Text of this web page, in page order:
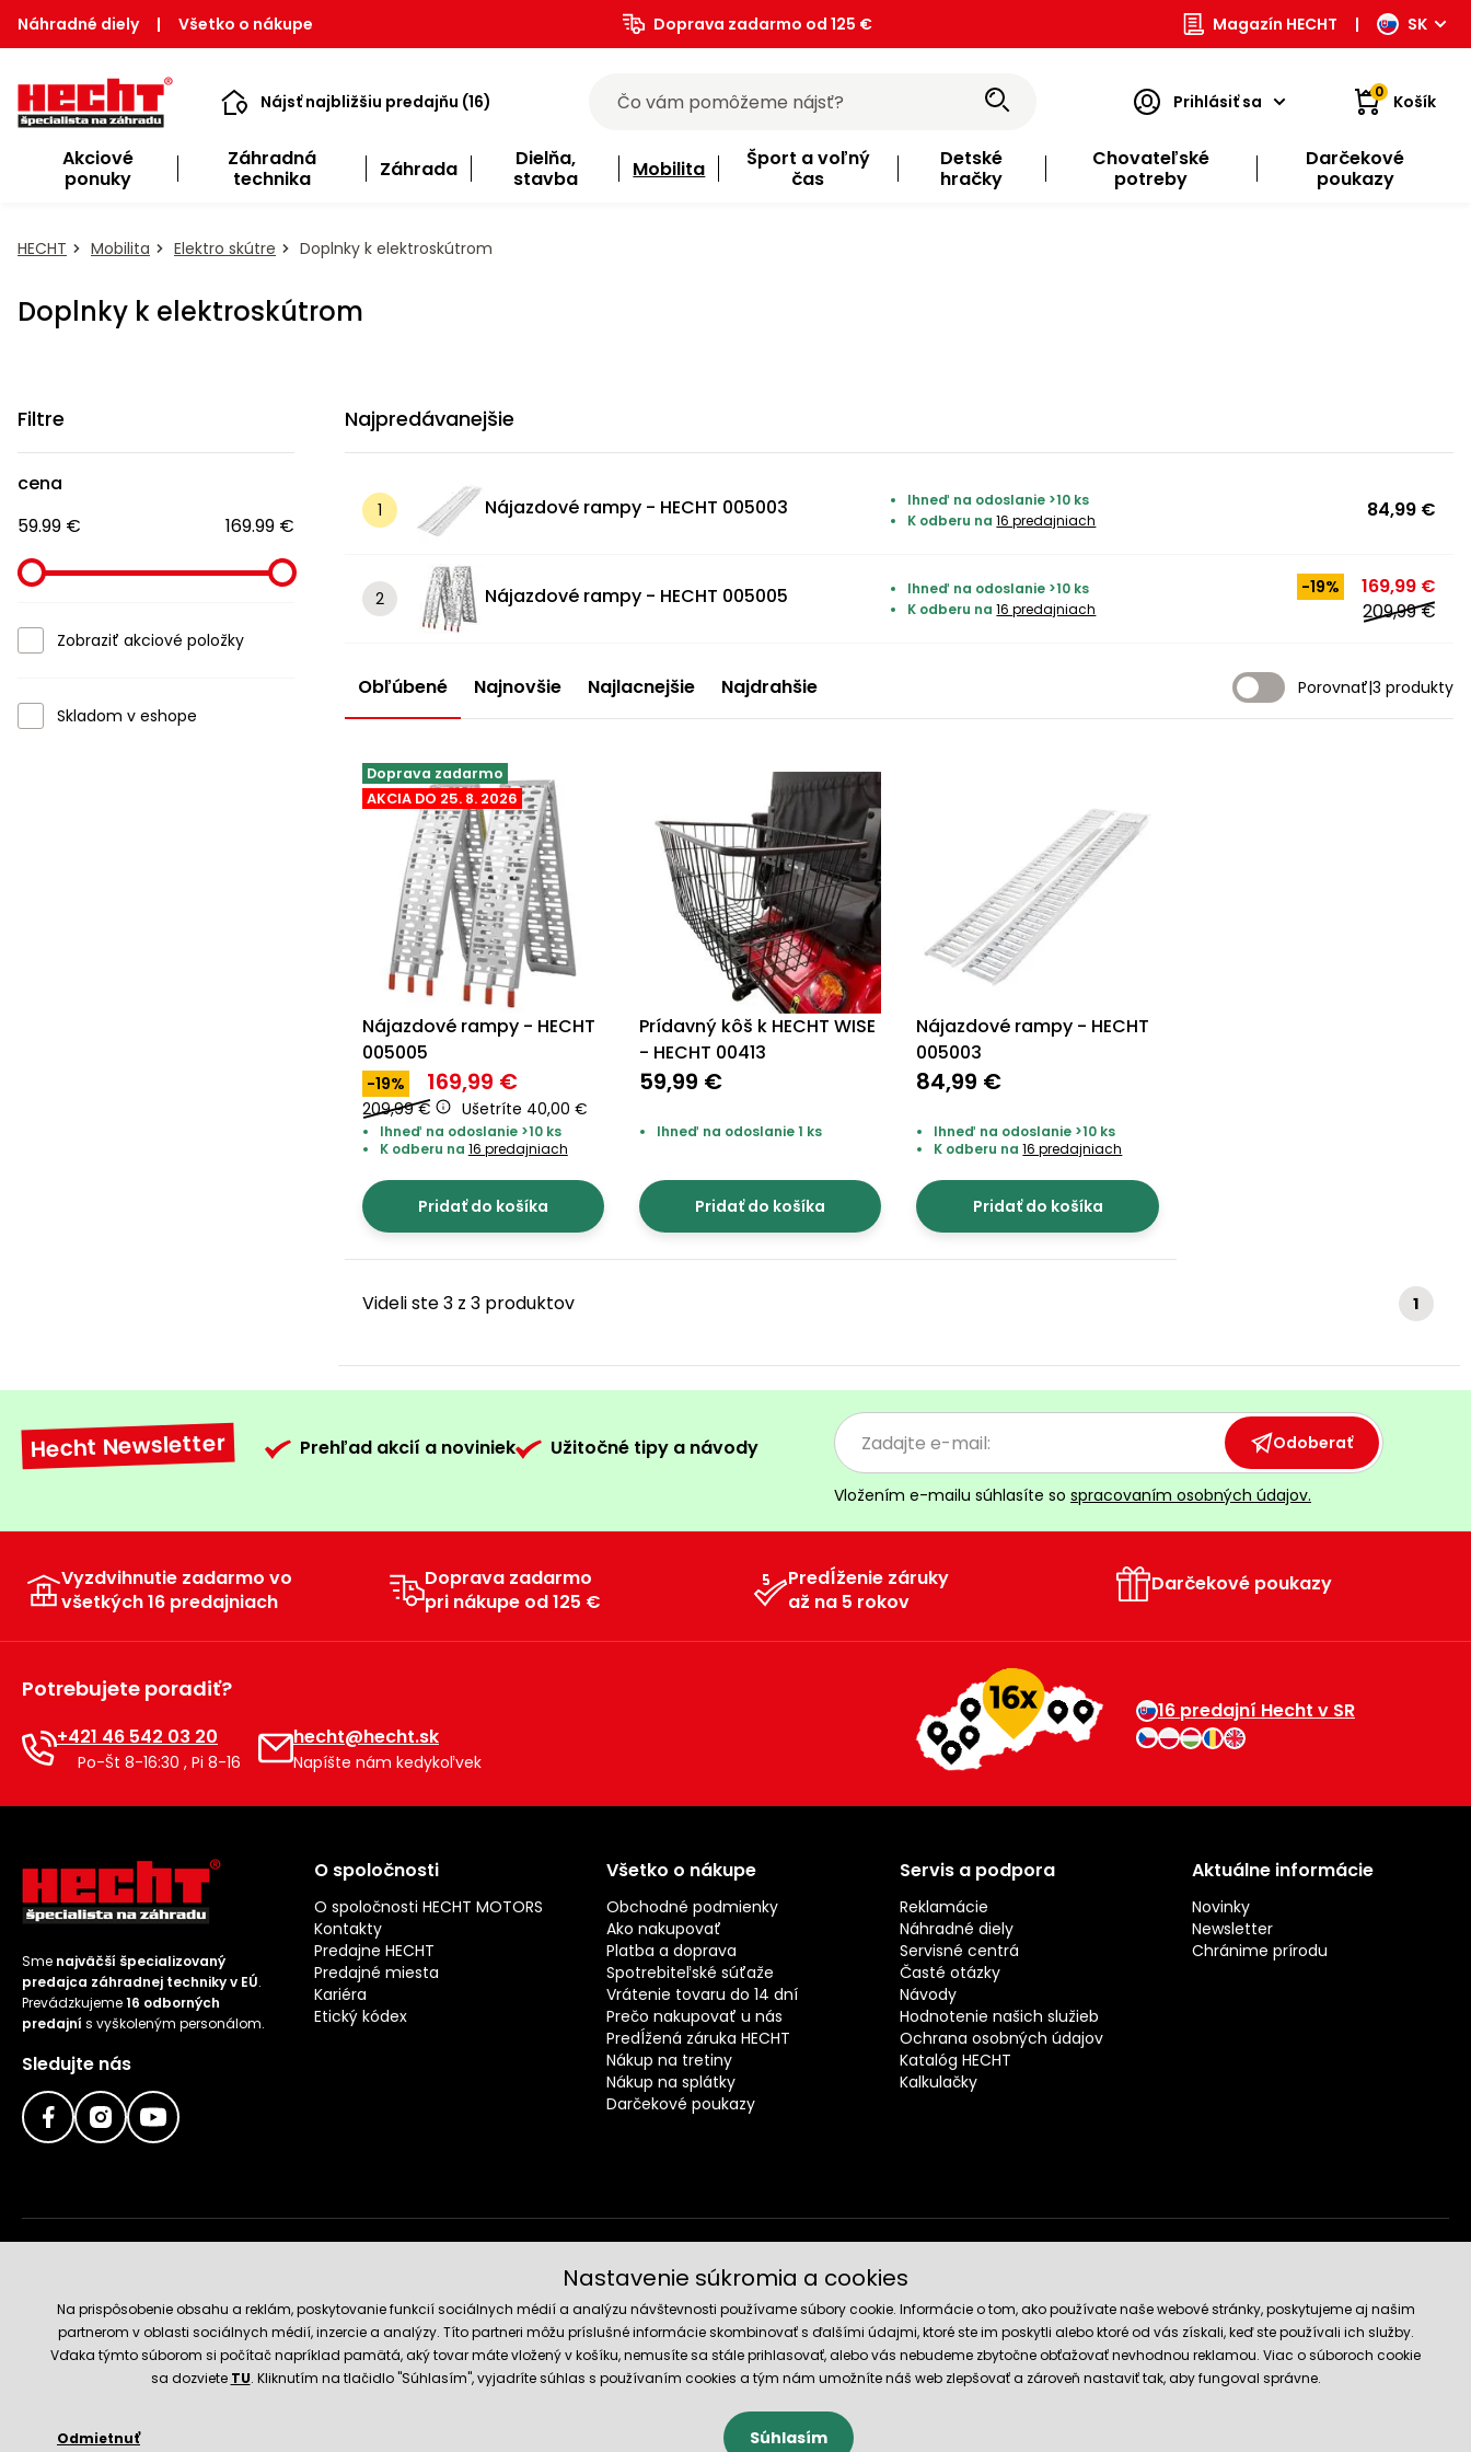
Náhradné diely | Všetko o nákupe Doprava zadarmo od 125 € Magazín HECHT | SK
Nájsť najbližšiu predajňu (16) Prihlásiť sa 0 Košík
Akciové
ponuky
Záhradná
technika
Záhrada
Dielňa,
stavba
Mobilita
Šport a voľný
čas
Detské
hračky
Chovateľské
potreby
Darčekové
poukazy
HECHT Mobilita Elektro skútre Doplnky k elektroskútrom
Doplnky k elektroskútrom
Najpredávanejšie
Nájazdové rampy - HECHT 005003
Ihneď na odoslanie >10 ks
K odberu na16 predajniach 84,99 €
Nájazdové rampy - HECHT 005005
Ihneď na odoslanie >10 ks
K odberu na16 predajniach
-19%
169,99 €
209,99 €
Filtre
cena
59.99 €
169.99 €
Zobraziť akciové položky
Skladom v eshope
Obľúbené Najnovšie Najlacnejšie Najdrahšie Porovnať|3 produkty
Doprava zadarmo
AKCIA DO 25. 8. 2026
Nájazdové rampy - HECHT
005005
-19% 169,99 €
209,99 € Ušetríte 40,00 €
Ihneď na odoslanie >10 ks
K odberu na 16 predajniach
Pridať do košíka
Prídavný kôš k HECHT WISE
- HECHT 00413
59,99 €
Ihneď na odoslanie 1 ks
Pridať do košíka
Nájazdové rampy - HECHT
005003
84,99 €
Ihneď na odoslanie >10 ks
K odberu na16 predajniach
Pridať do košíka
Videli ste 3 z 3 produktov 1
Hecht Newsletter Prehľad akcií a noviniek Užitočné tipy a návody Odoberať
Vložením e-mailu súhlasíte so spracovaním osobných údajov.
Vyzdvihnutie zadarmo vo
všetkých 16 predajniach
Doprava zadarmo
pri nákupe od 125 €
Predĺženie záruky
až na 5 rokov
Darčekové poukazy
Potrebujete poradiť?
+421 46 542 03 20
Po-Št 8-16:30 , Pi 8-16
hecht@hecht.sk
Napíšte nám kedykoľvek
16 predajní Hecht v SR
Sme najväčší špecializovaný
predajca záhradnej techniky v EÚ.
Prevádzkujeme16 odborných
predajní s vyškoleným personálom.
Sledujte nás
O spoločnosti
O spoločnosti HECHT MOTORS
Kontakty
Predajne HECHT
Predajné miesta
Kariéra
Etický kódex
Všetko o nákupe
Obchodné podmienky
Ako nakupovať
Platba a doprava
Spotrebiteľské súťaže
Vrátenie tovaru do 14 dní
Prečo nakupovať u nás
Predĺžená záruka HECHT
Nákup na tretiny
Nákup na splátky
Darčekové poukazy
Servis a podpora
Reklamácie
Náhradné diely
Servisné centrá
Časté otázky
Návody
Hodnotenie našich služieb
Ochrana osobných údajov
Katalóg HECHT
Kalkulačky
Aktuálne informácie
Novinky
Newsletter
Chránime prírodu
Spoľahlivý obchod
Nastavenie súkromia a cookies
Na prispôsobenie obsahu a reklám, poskytovanie funkcií sociálnych médií a analýzu návštevnosti používame súbory cookie. Informácie o tom, ako používate naše webové stránky, poskytujeme aj našim
partnerom v oblasti sociálnych médií, inzercie a analýzy. Títo partneri môžu príslušné informácie skombinovať s ďalšími údajmi, ktoré ste im poskytli alebo ktoré od vás získali, keď ste používali ich služby.
Vďaka týmto súborom si počítač napríklad pamätá, aký tovar máte vložený v košíku, nemusíte sa stále prihlasovať, alebo vás nebudeme zbytočne obťažovať nevhodnou reklamou. Viac o súboroch cookie
sa dozviete TU. Kliknutím na tlačidlo "Súhlasím", vyjadríte súhlas s používaním cookies a tým nám umožníte náš web zlepšovať a zároveň nastaviť tak, aby fungoval správne.
Odmietnuť Súhlasím